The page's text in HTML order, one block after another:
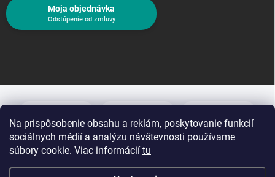
Na prispôsobenie obsahu a reklám, poskytovanie funkcií
sociálnych médií a analýzu návštevnosti používame
súbory cookie. Viac informácií tu
Moja objednávka
Odstúpenie od zmluvy